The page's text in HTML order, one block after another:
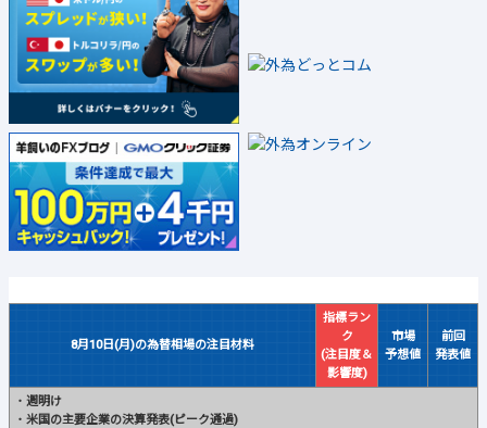
8月10日(月)の為替相場の注目材料
指標ラン
ク
(注目度＆
影響度)
市場
予想値
前回
発表値
・ 週明け
・ 米国の主要企業の決算発表(ピーク通過)